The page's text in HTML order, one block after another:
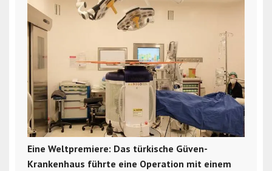
Eine Weltpremiere: Das türkische Güven-
Krankenhaus führte eine Operation mit einem